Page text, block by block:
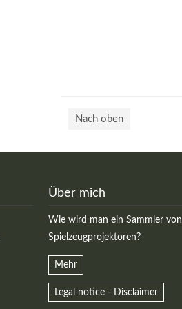
Nach oben
Über mich
Wie wird man ein Sammler von
Spielzeugprojektoren?
Mehr
Legal notice - Disclaimer